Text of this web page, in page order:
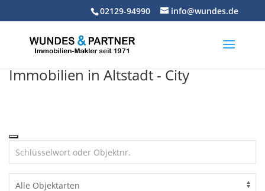
02129-94990 info@wundes.de
Immobilien in Altstadt - City